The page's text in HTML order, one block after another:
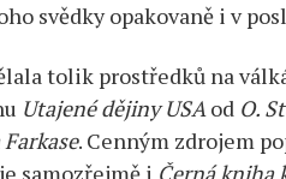
svědky opakovaně i v
tolik prostředků na
Utajené dějiny USA od O.
. Cenným zdrojem
samozřejmě i Černá kniha